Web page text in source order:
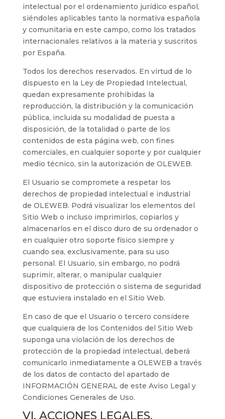
intelectual por el ordenamiento jurídico español,
siéndoles aplicables tanto la normativa española
y comunitaria en este campo, como los tratados
internacionales relativos a la materia y suscritos
por España.
Todos los derechos reservados. En virtud de lo
dispuesto en la Ley de Propiedad Intelectual,
quedan expresamente prohibidas la
reproducción, la distribución y la comunicación
pública, incluida su modalidad de puesta a
disposición, de la totalidad o parte de los
contenidos de esta página web, con fines
comerciales, en cualquier soporte y por cualquier
medio técnico, sin la autorización de OLEWEB.
El Usuario se compromete a respetar los
derechos de propiedad intelectual e industrial
de OLEWEB. Podrá visualizar los elementos del
Sitio Web o incluso imprimirlos, copiarlos y
almacenarlos en el disco duro de su ordenador o
en cualquier otro soporte físico siempre y
cuando sea, exclusivamente, para su uso
personal. El Usuario, sin embargo, no podrá
suprimir, alterar, o manipular cualquier
dispositivo de protección o sistema de seguridad
que estuviera instalado en el Sitio Web.
En caso de que el Usuario o tercero considere
que cualquiera de los Contenidos del Sitio Web
suponga una violación de los derechos de
protección de la propiedad intelectual, deberá
comunicarlo inmediatamente a OLEWEB a través
de los datos de contacto del apartado de
INFORMACIÓN GENERAL de este Aviso Legal y
Condiciones Generales de Uso.
VI. ACCIONES LEGALES,